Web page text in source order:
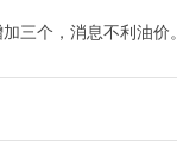
三个，消息不利油价。